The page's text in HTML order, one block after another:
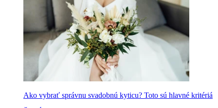
Ako vybrať správnu svadobnú kyticu? Toto sú hlavné kritériá